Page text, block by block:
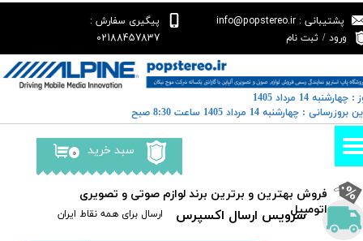
سرویس ارسال اکسپرس ​​ارسال برای همه نقاط ایران
پشتیبانی : info@popstereo.ir
پیگیری سفارش :
02188457837
ورود / ثبت نام
حساب کاربری من
تغییر گذر واژه
سفارشات
خروج از حساب کاربری
۰ سبد خرید
​فروش بهترین و برترین برند لوازم صوتی و تصویری
اتومبیل​​​​​​​
14 مرداد 1405
: چهارشنبه 14 مرداد 1405 ساعت 8:30 صبح